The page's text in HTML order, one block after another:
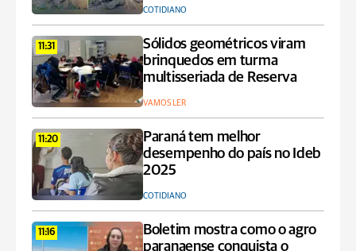
COTIDIANO
11:31
Sólidos geométricos viram
brinquedos em turma
multisseriada de Reserva
VAMOS LER
11:20
Paraná tem melhor
desempenho do país no Ideb
2025
COTIDIANO
11:16
Boletim mostra como o agro
paranaense conquista o